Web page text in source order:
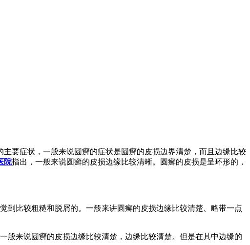
要症状，一般来说圆癣的症状是圆癣的皮损边界清楚，而且边缘比较
院指出，一般来说圆癣的皮损边缘比较清晰。圆癣的皮损是呈环形的，
到比较粗糙和脱屑的。一般来讲圆癣的皮损边缘比较清楚、略带一点
般来说圆癣的皮损边缘比较清楚，边缘比较清楚。但是在其中边缘的